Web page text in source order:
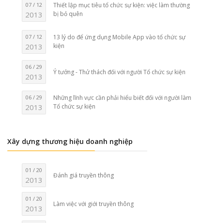
07 / 12
2013
Thiết lập mục tiêu tổ chức sự kiện: việc làm thường
bị bỏ quên
07 / 12
2013
13 lý do để ứng dụng Mobile App vào tổ chức sự
kiện
06 / 29
2013 Ý tưởng - Thử thách đối với người Tổ chức sự kiện
06 / 29
2013
Những lĩnh vực cần phải hiểu biết đối với người làm
Tổ chức sự kiện
Xây dựng thương hiệu doanh nghiệp
01 / 20
2013 Đánh giá truyền thông
01 / 20
2013 Làm việc với giới truyền thông